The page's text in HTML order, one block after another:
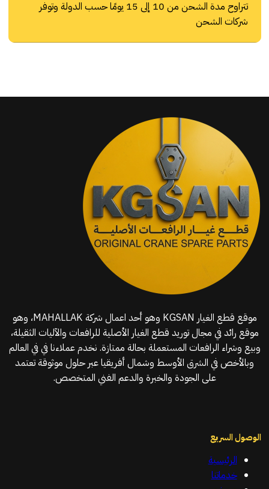
تتراوح مدة الشحن من 10 إلى 15 يومًا حسب الدولة وتوفر
شركات الشحن
موقع قطع الغيار KGSAN وهو أحد اعمال شركة MAHALLAK، وهو
موقع رائد في مجال توريد قطع الغيار الأصلية للرافعات والآليات الثقيلة،
وبيع وشراء الرافعات المستعملة بحالة ممتازة. نخدم عملاءنا في في العالم
وبالأخص في الشرق الأوسط وشمال أفريقيا عبر حلول موثوقة تعتمد
على الجودة والخبرة والدعم الفني المتخصص.
الوصول السريع
الرئيسية
خدماتنا